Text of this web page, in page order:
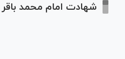
شهادت امام محمد باقر